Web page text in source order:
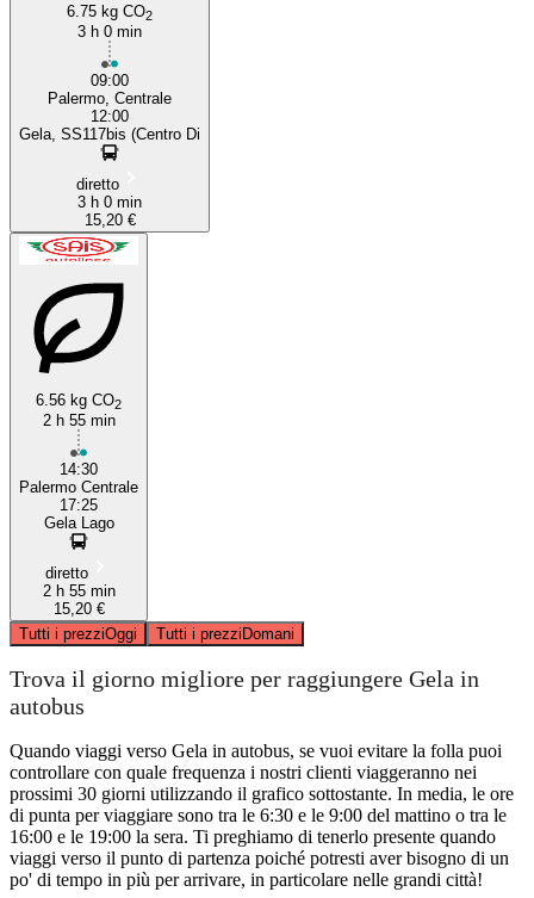
6.75 kg CO2
3 h 0 min
09:00
Palermo, Centrale
12:00
Gela, SS117bis (Centro Di
diretto
3 h 0 min
15,20 €
6.56 kg CO2
2 h 55 min
14:30
Palermo Centrale
17:25
Gela Lago
diretto
2 h 55 min
15,20 €
Tutti i prezziOggi Tutti i prezziDomani
Trova il giorno migliore per raggiungere Gela in
autobus
Quando viaggi verso Gela in autobus, se vuoi evitare la folla puoi
controllare con quale frequenza i nostri clienti viaggeranno nei
prossimi 30 giorni utilizzando il grafico sottostante. In media, le ore
di punta per viaggiare sono tra le 6:30 e le 9:00 del mattino o tra le
16:00 e le 19:00 la sera. Ti preghiamo di tenerlo presente quando
viaggi verso il punto di partenza poiché potresti aver bisogno di un
po' di tempo in più per arrivare, in particolare nelle grandi città!